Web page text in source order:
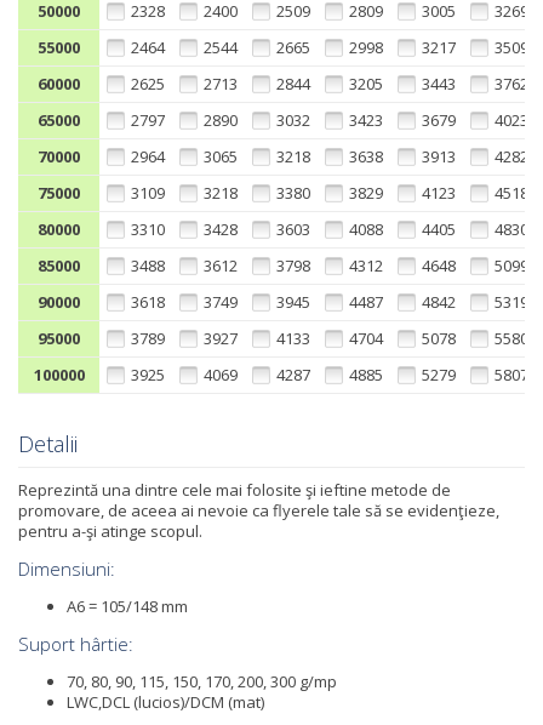
50000 2328 2400 2509 2809 3005
3269
55000
2464 2544 2665 2998 3217
3509
60000
2625 2713 2844 3205 3443
3762
65000
2797 2890 3032 3423 3679
4023
70000
2964 3065 3218 3638 3913
4282
75000
3109 3218 3380 3829 4123
4518
80000
3310 3428 3603 4088 4405
4830
85000
3488 3612 3798 4312 4648
5099
90000
3618 3749 3945 4487 4842
5319
95000
3789 3927 4133 4704 5078
5580
100000
3925 4069 4287 4885 5279 5807
Detalii
Reprezintă una dintre cele mai folosite şi ieftine metode de
promovare, de aceea ai nevoie ca flyerele tale să se evidenţieze,
pentru a-şi atinge scopul.
Dimensiuni:
A6 = 105/148 mm
Suport hârtie:
70, 80, 90, 115, 150, 170, 200, 300 g/mp
LWC,DCL (lucios)/DCM (mat)